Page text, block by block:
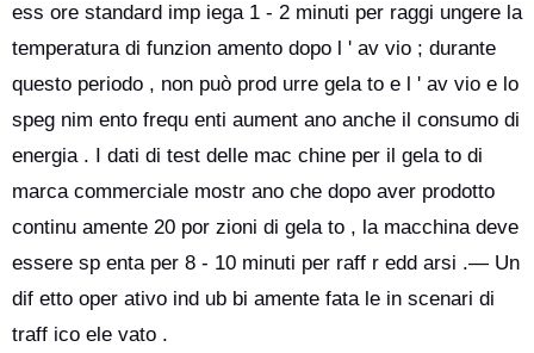
ess ore standard imp iega 1 - 2 minuti per raggi ungere la
temperatura di funzion amento dopo l ' av vio ; durante
questo periodo , non può prod urre gela to e l ' av vio e lo
speg nim ento frequ enti aument ano anche il consumo di
energia . I dati di test delle mac chine per il gela to di
marca commerciale mostr ano che dopo aver prodotto
continu amente 20 por zioni di gela to , la macchina deve
essere sp enta per 8 - 10 minuti per raff r edd arsi .— Un
dif etto oper ativo ind ub bi amente fata le in scenari di
traff ico ele vato .